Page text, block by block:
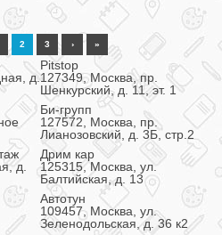
2 3 › »
д.
Pitstop
127349, Москва, пр.
Шенкурский, д. 11, эт. 1
Би-групп
127572, Москва, пр.
Лианозовский, д. 3Б, стр.2
д.
Дрим кар
125315, Москва, ул.
Балтийская, д. 13
Автотун
109457, Москва, ул.
Зеленодольская, д. 36 к2